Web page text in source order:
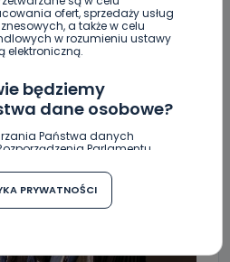
ofert, sprzedaży usług
a także w celu
w rozumieniu ustawy
elektroniczną.
będziemy
dane osobowe?
Państwa danych
Parlamentu
w związku z
w sprawie
danych oraz uchylenia
cofnięcia zgody?
PRYWATNOŚCI